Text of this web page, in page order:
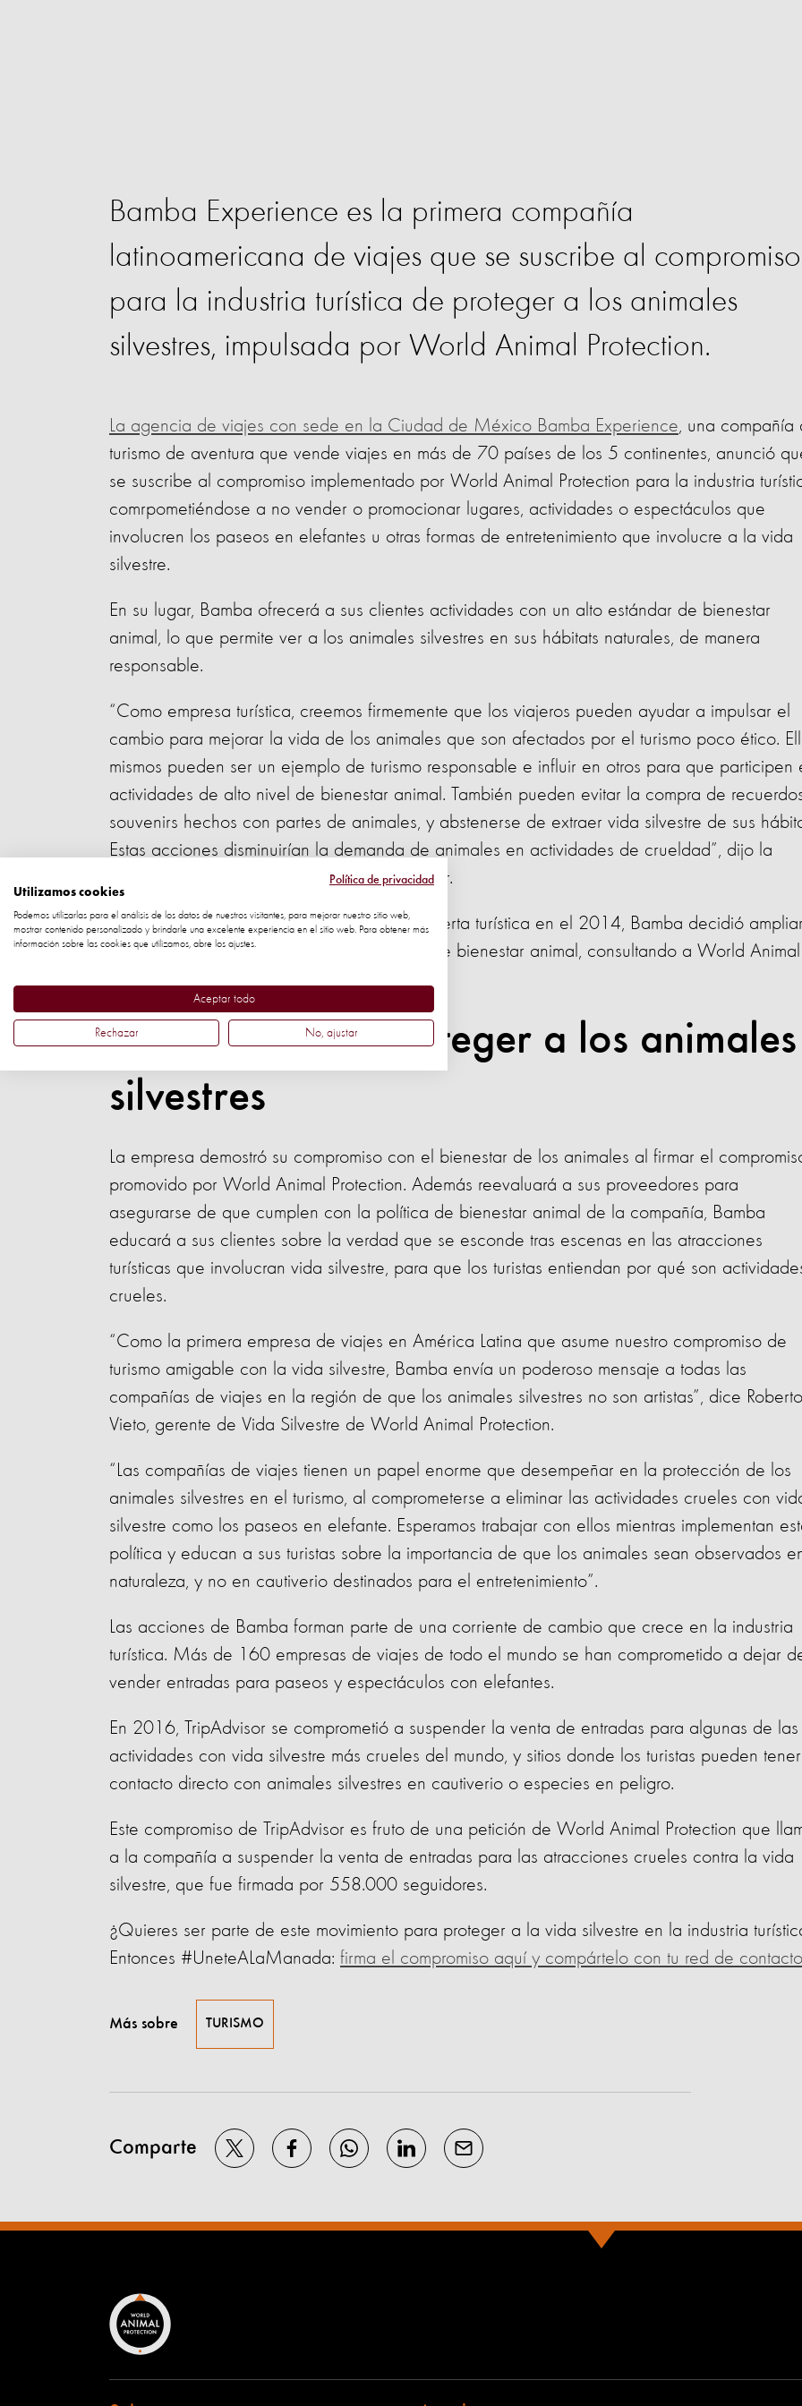
Bamba Experience es la primera compañía
latinoamericana de viajes que se suscribe al compromiso
para la industria turística de proteger a los animales
silvestres, impulsada por World Animal Protection.
La agencia de viajes con sede en la Ciudad de México Bamba Experience, una compañía
turismo de aventura que vende viajes en más de 70 países de los 5 continentes, anunció
se suscribe al compromiso implementado por World Animal Protection para la industria
comrpometiéndose a no vender o promocionar lugares, actividades o espectáculos que
involucren los paseos en elefantes u otras formas de entretenimiento que involucre a la vida
silvestre.
En su lugar, Bamba ofrecerá a sus clientes actividades con un alto estándar de bienestar
animal, lo que permite ver a los animales silvestres en sus hábitats naturales, de manera
responsable.
“Como empresa turística, creemos firmemente que los viajeros pueden ayudar a impulsar el
cambio para mejorar la vida de los animales que son afectados por el turismo poco ético.
mismos pueden ser un ejemplo de turismo responsable e influir en otros para que participen
actividades de alto nivel de bienestar animal. También pueden evitar la compra de
souvenirs hechos con partes de animales, y abstenerse de extraer vida silvestre de sus
Estas acciones disminuirían la demanda de animales en actividades de crueldad”, dijo la
gerente de Bamba for Good, Katie Zellhoefer.
Tras eliminar los paseos en elefante de su oferta turística en el 2014, Bamba decidió ampliar
sus esfuerzos creando una política integral de bienestar animal, consultando a World Animal
Acciones para proteger a los animales
silvestres
La empresa demostró su compromiso con el bienestar de los animales al firmar el
promovido por World Animal Protection. Además reevaluará a sus proveedores para
asegurarse de que cumplen con la política de bienestar animal de la compañía, Bamba
educará a sus clientes sobre la verdad que se esconde tras escenas en las atracciones
turísticas que involucran vida silvestre, para que los turistas entiendan por qué son
crueles.
“Como la primera empresa de viajes en América Latina que asume nuestro compromiso de
turismo amigable con la vida silvestre, Bamba envía un poderoso mensaje a todas las
compañías de viajes en la región de que los animales silvestres no son artistas”, dice Roberto
Vieto, gerente de Vida Silvestre de World Animal Protection.
“Las compañías de viajes tienen un papel enorme que desempeñar en la protección de los
animales silvestres en el turismo, al comprometerse a eliminar las actividades crueles con
silvestre como los paseos en elefante. Esperamos trabajar con ellos mientras implementan
política y educan a sus turistas sobre la importancia de que los animales sean observados
naturaleza, y no en cautiverio destinados para el entretenimiento”.
Las acciones de Bamba forman parte de una corriente de cambio que crece en la industria
turística. Más de 160 empresas de viajes de todo el mundo se han comprometido a dejar
vender entradas para paseos y espectáculos con elefantes.
En 2016, TripAdvisor se comprometió a suspender la venta de entradas para algunas de las
actividades con vida silvestre más crueles del mundo, y sitios donde los turistas pueden tener
contacto directo con animales silvestres en cautiverio o especies en peligro.
Este compromiso de TripAdvisor es fruto de una petición de World Animal Protection que
a la compañía a suspender la venta de entradas para las atracciones crueles contra la vida
silvestre, que fue firmada por 558.000 seguidores.
¿Quieres ser parte de este movimiento para proteger a la vida silvestre en la industria
Entonces #UneteALaManada: firma el compromiso aquí y compártelo con tu red de
Más sobre TURISMO
Comparte
Política de privacidad
Utilizamos cookies
Podemos utilizarlas para el análisis de los datos de nuestros visitantes, para mejorar nuestro sitio web,
mostrar contenido personalizado y brindarle una excelente experiencia en el sitio web. Para obtener más
información sobre las cookies que utilizamos, abre los ajustes.
Aceptar todo
Rechazar No, ajustar